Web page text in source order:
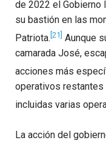
de 2022 el Gobierno
su bastión en las
Patriota. [21] Aunque
camarada José,
acciones más
operativos restantes
incluidas varias
La acción del